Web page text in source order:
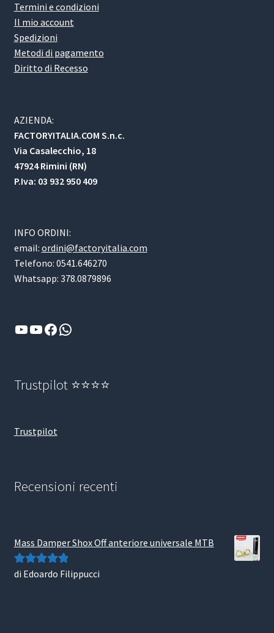
Termini e condizioni
Il mio account
Spedizioni
Metodi di pagamento
Diritto di Recesso
AZIENDA:
FACTORYITALIA.COM S.n.c.
Via Casalecchio, 18
47924 Rimini (RN)
P.Iva: 03 932 950 409
INFO ORDINI:
email: ordini@factoryitalia.com
Telefono: 0541.646270
Whatsapp: 378.0879896
YouTube
YouTube
Facebook
WhatsApp
Trustpilot ⭐⭐⭐⭐
Trustpilot
Recensioni recenti
Mass Damper Shox Off anteriore universale MTB
Valutato5su
di Edoardo Filippucci